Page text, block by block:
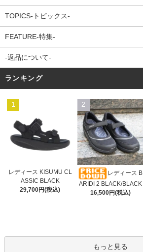
TOPICS-トピックス-
FEATURE-特集-
-返品について-
ランキング
1
レディース KISUMU CL
ASSIC BLACK
29,700円(税込)
2
レディース B
ARIDI 2 BLACK/BLACK
16,500円(税込)
もっと見る